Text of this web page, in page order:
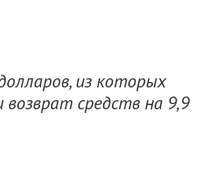
из которых
средств на 9,9